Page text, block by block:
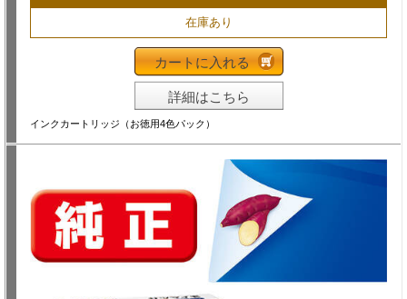
在庫あり
カートに入れる
詳細はこちら
インクカートリッジ（お徳用4色パック）